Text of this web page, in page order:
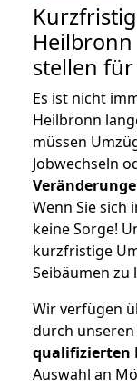
stellen
Es ist nicht
Heilbronn
müssen
Jobwechseln
Wenn Sie sich
keine Sorge!
kurzfristige
Seibäumen zu
Wir verfügen
durch
qualifizierten
Auswahl an